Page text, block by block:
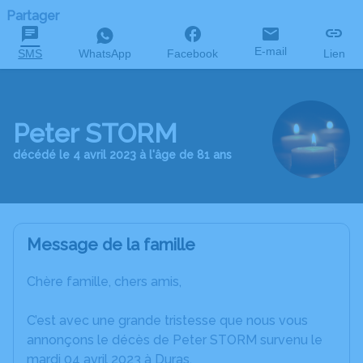
Partager
SMS WhatsApp Facebook E-mail Lien
Peter STORM
décédé le 4 avril 2023 à l'âge de 81 ans
Message de la famille
Chère famille, chers amis,
C’est avec une grande tristesse que nous vous
annonçons le décès de Peter STORM survenu le
mardi 04 avril 2023 à Duras.